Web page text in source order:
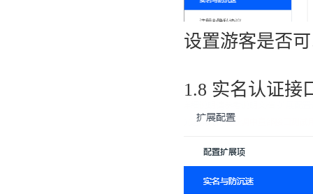
设置游客是否
1.8 实名认证接